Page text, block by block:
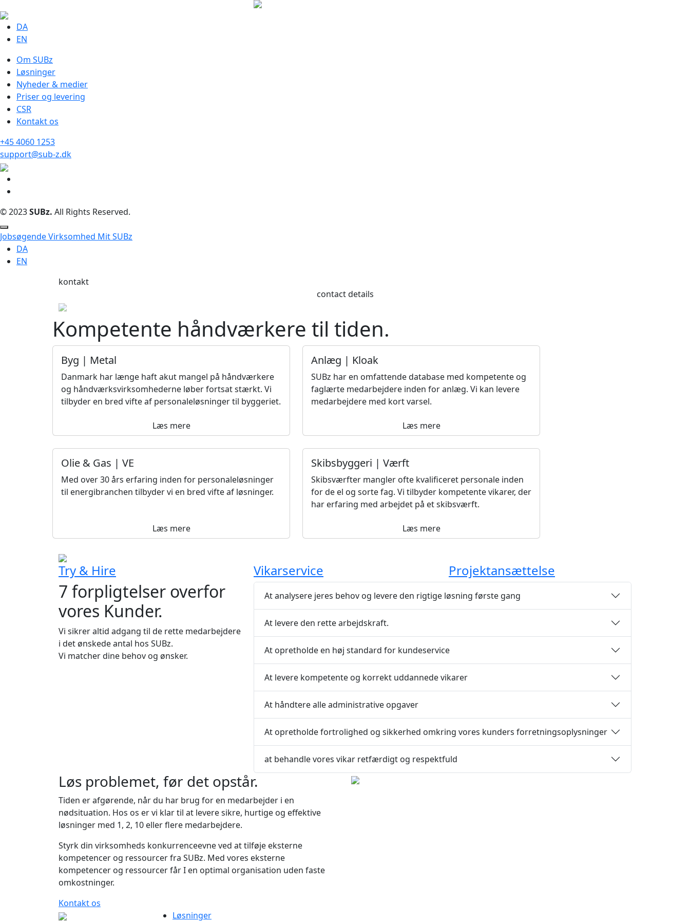
DA
EN
Om SUBz
Løsninger
Nyheder & medier
Priser og levering
CSR
Kontakt os
+45 4060 1253
support@sub-z.dk
© 2023SUBz. All Rights Reserved.
JobsøgendeVirksomhed Mit SUBz
DA
EN
kontakt
contact details
Kompetente håndværkere til tiden.
Byg | Metal
Danmark har længe haft akut mangel på håndværkere
og håndværksvirksomhederne løber fortsat stærkt. Vi
tilbyder en bred vifte af personaleløsninger til byggeriet.
Læs mere
Anlæg | Kloak
SUBz har en omfattende database med kompetente og
faglærte medarbejdere inden for anlæg. Vi kan levere
medarbejdere med kort varsel.
Læs mere
Olie & Gas | VE
Med over 30 års erfaring inden for personaleløsninger
til energibranchen tilbyder vi en bred vifte af løsninger.
Læs mere
Skibsbyggeri | Værft
Skibsværfter mangler ofte kvalificeret personale inden
for de el og sorte fag. Vi tilbyder kompetente vikarer, der
har erfaring med arbejdet på et skibsværft.
Læs mere
Try & Hire Vikarservice Projektansættelse
7 forpligtelser overfor
vores Kunder.
Vi sikrer altid adgang til de rette medarbejdere
i det ønskede antal hos SUBz.
Vi matcher dine behov og ønsker.
At analysere jeres behov og levere den rigtige løsning første gang
At levere den rette arbejdskraft.
At opretholde en høj standard for kundeservice
At levere kompetente og korrekt uddannede vikarer
At håndtere alle administrative opgaver
At opretholde fortrolighed og sikkerhed omkring vores kunders forretningsoplysninger
at behandle vores vikar retfærdigt og respektfuld
Løs problemet, før det opstår.
Tiden er afgørende, når du har brug for en medarbejder i en
nødsituation. Hos os er vi klar til at levere sikre, hurtige og effektive
løsninger med 1, 2, 10 eller flere medarbejdere.
Styrk din virksomheds konkurrenceevne ved at tilføje eksterne
kompetencer og ressourcer fra SUBz. Med vores eksterne
kompetencer og ressourcer får I en optimal organisation uden faste
omkostninger.
Kontakt os
Løsninger